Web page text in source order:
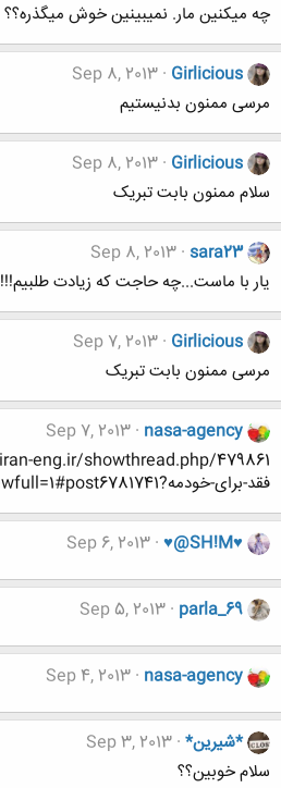
چه ميكنين مار. نميبينين خوش ميگذره؟؟
Girlicious
Sep 8, 2013
مرسی ممنون بدنیستیم
Girlicious
Sep 8, 2013
سلام ممنون بابت تبریک
sara23
Sep 8, 2013
یار با ماست...چه حاجت که زیادت طلبیم!!!
Girlicious
Sep 7, 2013
مرسی ممنون بابت تبریک
nasa-agency
Sep 7, 2013
فقد-برای-خودمه?p=6781741&viewfull=1#post6781741
♥@SH!M♥
Sep 6, 2013
parla_69
Sep 5, 2013
nasa-agency
Sep 4, 2013
*شیرین* Sep 3, 2013
سلام خوبین؟؟